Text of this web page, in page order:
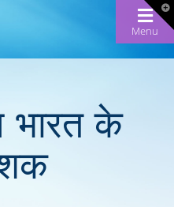
Menu
के